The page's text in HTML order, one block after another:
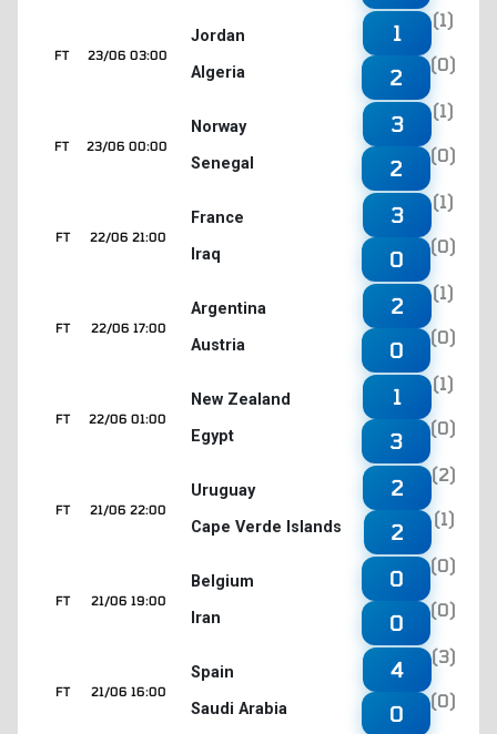
23/06 03:00
FT
Jordan
Algeria
1
(1)
2
(0)
23/06 00:00
FT
Norway
Senegal
3
(1)
2
(0)
22/06 21:00
FT
France
Iraq
3
(1)
0
(0)
22/06 17:00
FT
Argentina
Austria
2
(1)
0
(0)
22/06 01:00
FT
New Zealand
Egypt
1
(1)
3
(0)
21/06 22:00
FT
Uruguay
Cape Verde Islands
2
(2)
2
(1)
21/06 19:00
FT
Belgium
Iran
0
(0)
0
(0)
21/06 16:00
FT
Spain
Saudi Arabia
4
(3)
0
(0)